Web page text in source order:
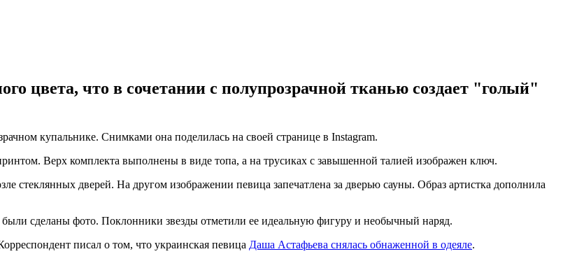
цвета, что в сочетании с полупрозрачной тканью создает "голый"
купальнике. Снимками она поделилась на своей странице в Instagram.
Верх комплекта выполнены в виде топа, а на трусиках с завышенной талией изображен ключ.
стеклянных дверей. На другом изображении певица запечатлена за дверью сауны. Образ артистка дополнила
сделаны фото. Поклонники звезды отметили ее идеальную фигуру и необычный наряд.
писал о том, что украинская певица Даша Астафьева снялась обнаженной в одеяле.